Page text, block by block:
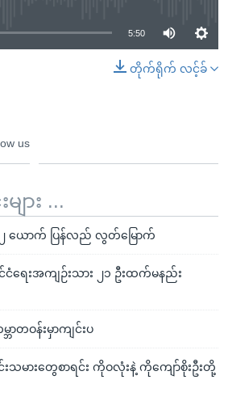
5:50
တိုက်ရိုက် လင့်ခ်
us
ား ...
ယောက် ပြန်လည် လွတ်မြောက်
ရေးအကျဉ်းသား ၂၁ ဦးထက်မနည်း
တဝန်းမှာကျင်းပ
သမားတွေစာရင်း ကိုဝလုံးနဲ့ ကိုကျော်စိုးဦးတို့